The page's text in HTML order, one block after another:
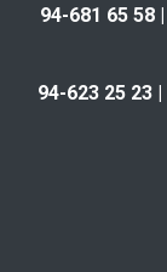
94-681 65 58 |
94-623 25 23 |